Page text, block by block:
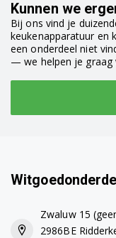
Kunnen we
Bij ons vind je
keukenapparatuur en
een onderdeel niet
— we helpen je graag
Zwaluw 15
2986BE